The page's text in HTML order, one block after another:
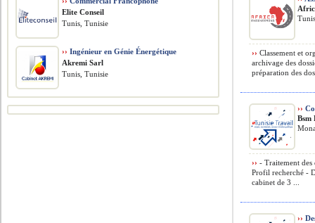
›› Classement et
archivage des
préparation des
››
Bsm
›› - Traitement des
Profil recherché -
cabinet de 3 ...
››
Elite Conseil
Tunis, Tunisie
›› Ingénieur en Génie Énergétique
Akremi Sarl
Tunis, Tunisie